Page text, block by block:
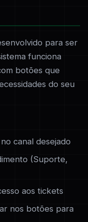
para ser
funciona
botões que
do seu
canal desejado
(Suporte,
aos tickets
nos botões para